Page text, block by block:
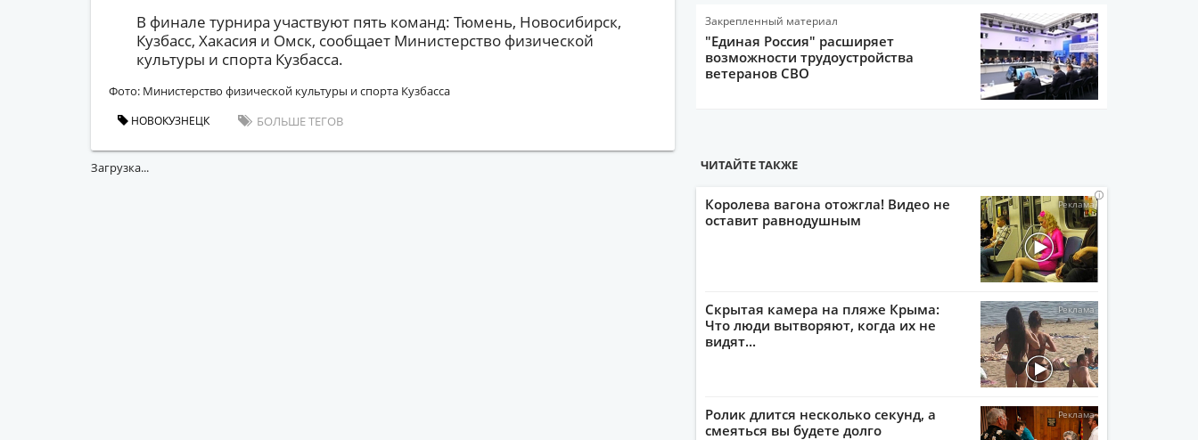
В финале турнира участвуют пять команд: Тюмень, Новосибирск,
Кузбасс, Хакасия и Омск, сообщает Министерство физической
культуры и спорта Кузбасса.
Фото: Министерство физической культуры и спорта Кузбасса
НОВОКУЗНЕЦК БОЛЬШЕ ТЕГОВ
Загрузка...
Закрепленный материал
"Единая Россия" расширяет
возможности трудоустройства
ветеранов СВО
ЧИТАЙТЕ ТАКЖЕ
i
Королева вагона отожгла! Видео не
оставит равнодушным
i
Скрытая камера на пляже Крыма:
Что люди вытворяют, когда их не
видят...
i
Ролик длится несколько секунд, а
смеяться вы будете долго
i